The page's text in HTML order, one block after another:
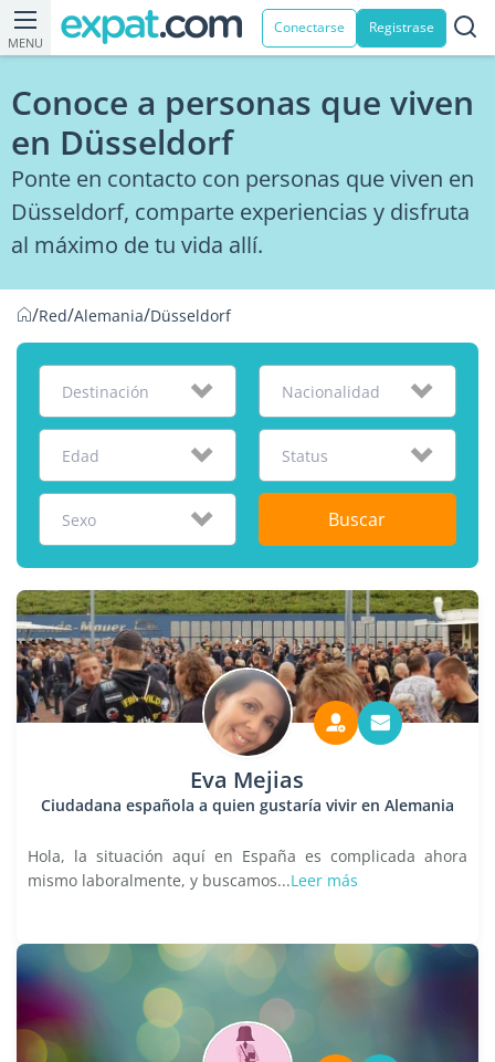
MENU
Conectarse Registrase
Conoce a personas que viven
en Düsseldorf
Ponte en contacto con personas que viven en
Düsseldorf, comparte experiencias y disfruta
al máximo de tu vida allí.
/Red/Alemania/Düsseldorf
Destinación Nacionalidad
Edad Status
Sexo Buscar
Eva Mejias
Ciudadana española a quien gustaría vivir en Alemania
Hola, la situación aquí en España es complicada ahora
mismo laboralmente, y buscamos...Leer más